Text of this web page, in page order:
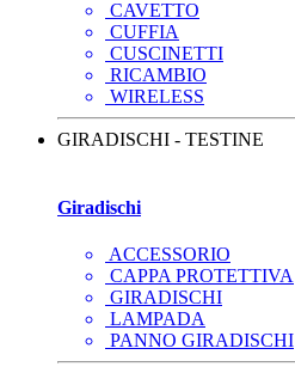
CAVETTO
CUFFIA
CUSCINETTI
RICAMBIO
WIRELESS
GIRADISCHI - TESTINE
Giradischi
ACCESSORIO
CAPPA PROTETTIVA
GIRADISCHI
LAMPADA
PANNO GIRADISCHI